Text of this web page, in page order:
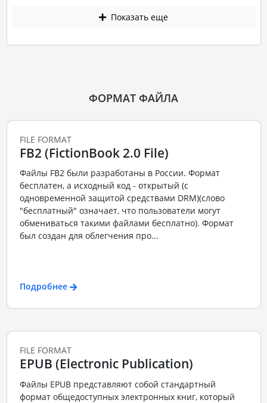
Показать еще
ФОРМАТ ФАЙЛА
FILE FORMAT
FB2 (FictionBook 2.0 File)
Файлы FB2 были разработаны в России. Формат
бесплатен, а исходный код - открытый (с
одновременной защитой средствами DRM)(слово
"бесплатный" означает, что пользователи могут
обмениваться такими файлами бесплатно). Формат
был создан для облегчения про...
Подробнее
FILE FORMAT
EPUB (Electronic Publication)
Файлы EPUB представляют собой стандартный
формат общедоступных электронных книг, который